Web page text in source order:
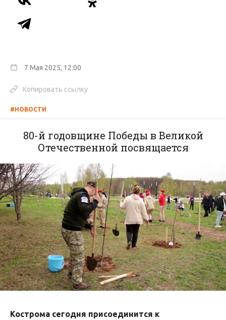
7 Мая 2025, 12:00
Копировать ссылку
#НОВОСТИ
80-й годовщине Победы в Великой
Отечественной посвящается
Кострома сегодня присоединится к